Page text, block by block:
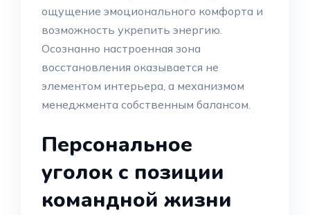
ощущение эмоционального комфорта и
возможность укрепить энергию.
Осознанно настроенная зона
восстановления оказывается не
элементом интерьера, а механизмом
менеджмента собственным балансом.
Персональное
уголок с позиции
командной жизни